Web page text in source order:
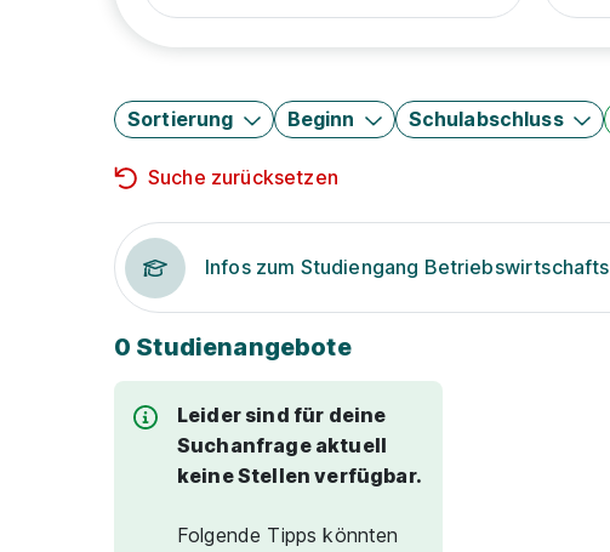
Sortierung Beginn Schulabschluss
Suche zurücksetzen
Infos zum Studiengang
0 Studienangebote
Leider sind für deine
Suchanfrage aktuell
keine Stellen verfügbar.
Folgende Tipps könnten